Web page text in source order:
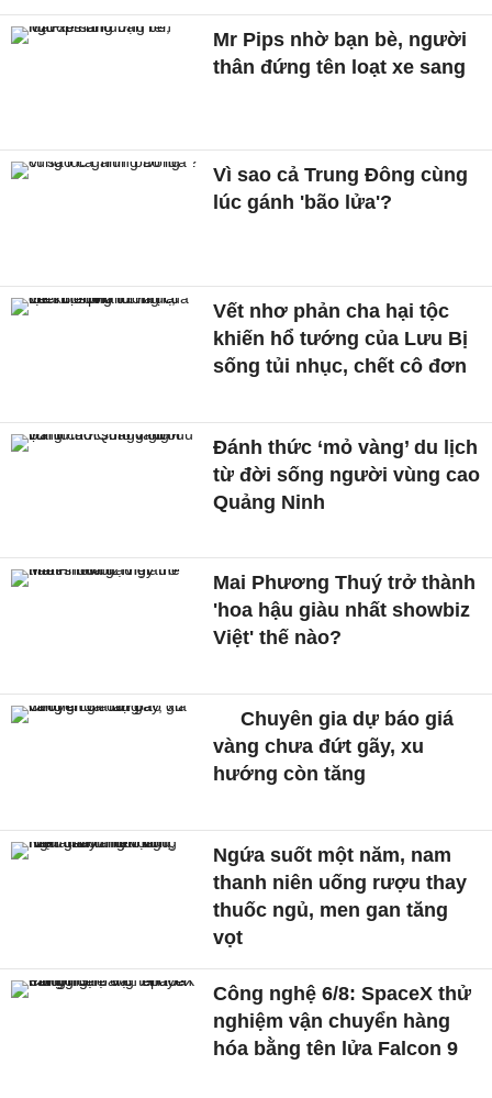
Mr Pips nhờ bạn bè, người
thân đứng tên loạt xe sang
Vì sao cả Trung Đông cùng
lúc gánh 'bão lửa'?
Vết nhơ phản cha hại tộc
khiến hổ tướng của Lưu Bị
sống tủi nhục, chết cô đơn
Đánh thức ‘mỏ vàng’ du lịch
từ đời sống người vùng cao
Quảng Ninh
Mai Phương Thuý trở thành
'hoa hậu giàu nhất showbiz
Việt' thế nào?
Chuyên gia dự báo giá
vàng chưa đứt gãy, xu
hướng còn tăng
Ngứa suốt một năm, nam
thanh niên uống rượu thay
thuốc ngủ, men gan tăng
vọt
Công nghệ 6/8: SpaceX thử
nghiệm vận chuyển hàng
hóa bằng tên lửa Falcon 9